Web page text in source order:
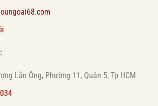
Lãn Ông, Phường 11, Quận 5, Tp HCM